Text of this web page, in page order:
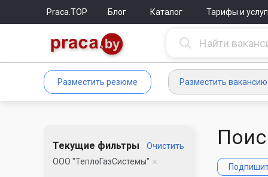
Praca.TOP Блог Каталог Тарифы и
Разместить резюме Разместить вакансию
Текущие фильтры
Очистить
ООО "ТеплоГазСистемы"